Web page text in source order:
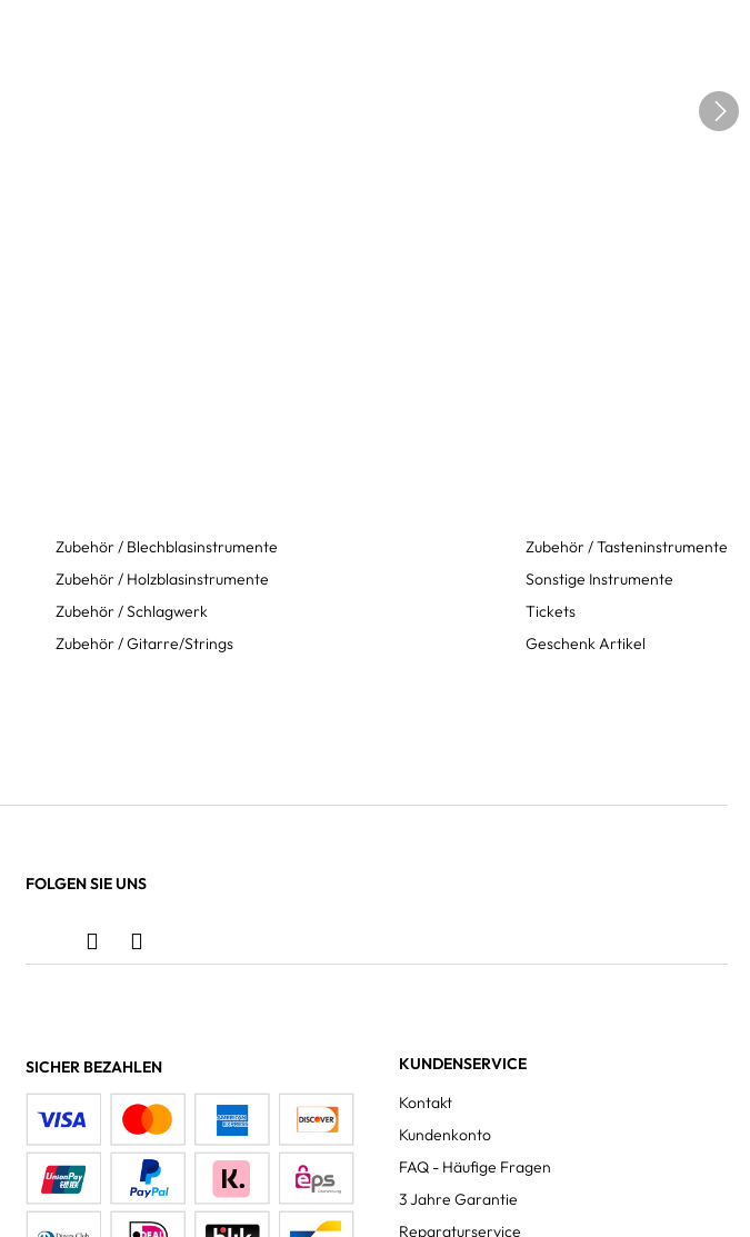
Zubehör / Blechblasinstrumente
Zubehör / Holzblasinstrumente
Zubehör / Schlagwerk
Zubehör / Gitarre/Strings
Zubehör / Tasteninstrumente
Sonstige Instrumente
Tickets
Geschenk Artikel
FOLGEN SIE UNS
SICHER BEZAHLEN
KUNDENSERVICE
Kontakt
Kundenkonto
FAQ - Häufige Fragen
3 Jahre Garantie
Reparaturservice